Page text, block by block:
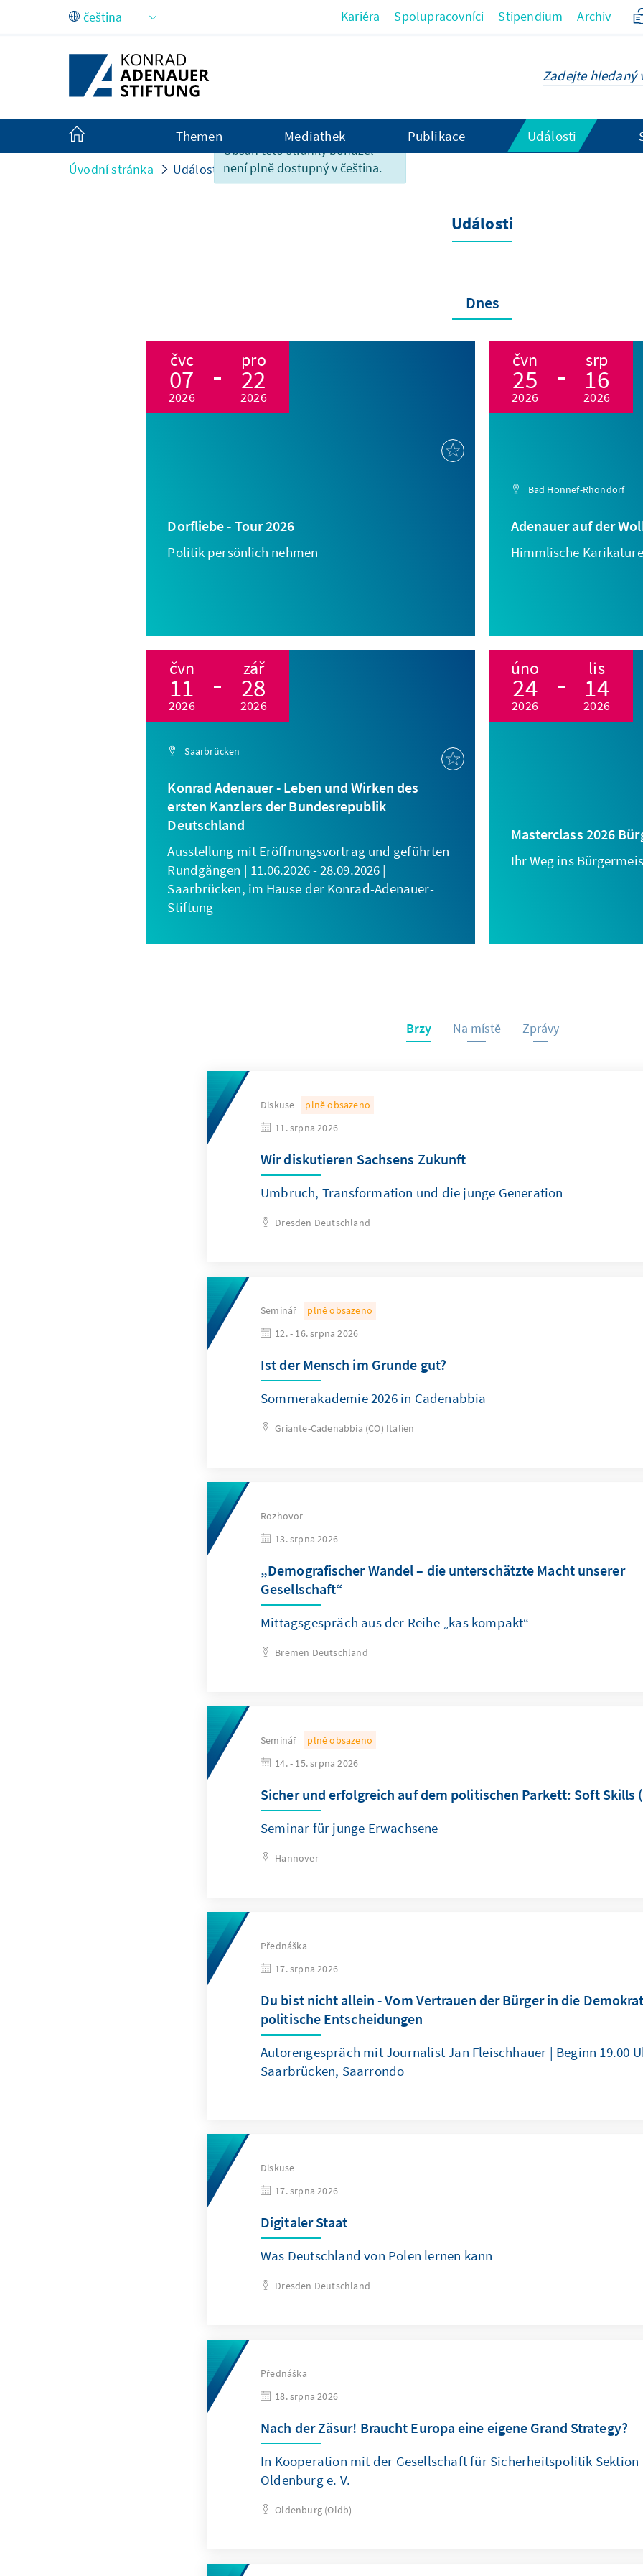
Skip to Main Content
Obsah této stránky bohužel
není plně dostupný v čeština.
Kariéra Spolupracovníci Stipendium Archiv
Themen Mediathek Publikace Události
Úvodní stránka Události
Události
Dnes
čvc
07
2026
pro
22
2026
Dorfliebe - Tour 2026
Politik persönlich nehmen
čvn
25
2026
srp
16
2026
Bad Honnef-Rhöndorf
Adenauer auf der
Himmlische
čvn
11
2026
zář
28
2026
Saarbrücken
Konrad Adenauer - Leben und Wirken des
ersten Kanzlers der Bundesrepublik
Deutschland
Ausstellung mit Eröffnungsvortrag und geführten
Rundgängen | 11.06.2026 - 28.09.2026 |
Saarbrücken, im Hause der Konrad-Adenauer-
Stiftung
úno
24
2026
lis
14
2026
Masterclass 2026
Ihr Weg ins
Brzy Na místě Zprávy
Diskuse
plně obsazeno
11. srpna 2026
Wir diskutieren Sachsens Zukunft
Umbruch, Transformation und die junge Generation
Dresden Deutschland
Seminář
plně obsazeno
12. - 16. srpna 2026
Ist der Mensch im Grunde gut?
Sommerakademie 2026 in Cadenabbia
Griante-Cadenabbia (CO) Italien
Rozhovor
13. srpna 2026
„Demografischer Wandel – die unterschätzte Macht unserer
Gesellschaft“
Mittagsgespräch aus der Reihe „kas kompakt“
Bremen Deutschland
Seminář
plně obsazeno
14. - 15. srpna 2026
Sicher und erfolgreich auf dem politischen Parkett: Soft Skills
Seminar für junge Erwachsene
Hannover
Přednáška
17. srpna 2026
Du bist nicht allein - Vom Vertrauen der Bürger in die
politische Entscheidungen
Autorengespräch mit Journalist Jan Fleischhauer | Beginn 19.00
Saarbrücken, Saarrondo
Diskuse
17. srpna 2026
Digitaler Staat
Was Deutschland von Polen lernen kann
Dresden Deutschland
Přednáška
18. srpna 2026
Nach der Zäsur! Braucht Europa eine eigene Grand Strategy?
In Kooperation mit der Gesellschaft für Sicherheitspolitik Sektion
Oldenburg e. V.
Oldenburg (Oldb)